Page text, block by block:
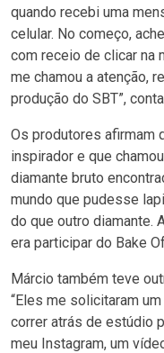
quando recebi uma
celular. No começo,
com receio de clicar na
me chamou a atenção,
produção do SBT”,
Os produtores afirmam
inspirador e que
diamante bruto
mundo que pudesse
do que outro diamante.
era participar do Bake
Márcio também teve
“Eles me solicitaram
correr atrás de estúdio
meu Instagram, um